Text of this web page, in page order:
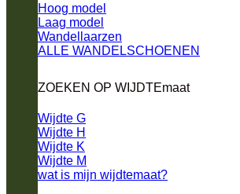
Hoog model
Laag model
Wandellaarzen
ALLE WANDELSCHOENEN
ZOEKEN OP WIJDTEmaat
Wijdte G
Wijdte H
Wijdte K
Wijdte M
wat is mijn wijdtemaat?